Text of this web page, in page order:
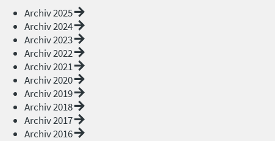
Archiv 2025
Archiv 2024
Archiv 2023
Archiv 2022
Archiv 2021
Archiv 2020
Archiv 2019
Archiv 2018
Archiv 2017
Archiv 2016